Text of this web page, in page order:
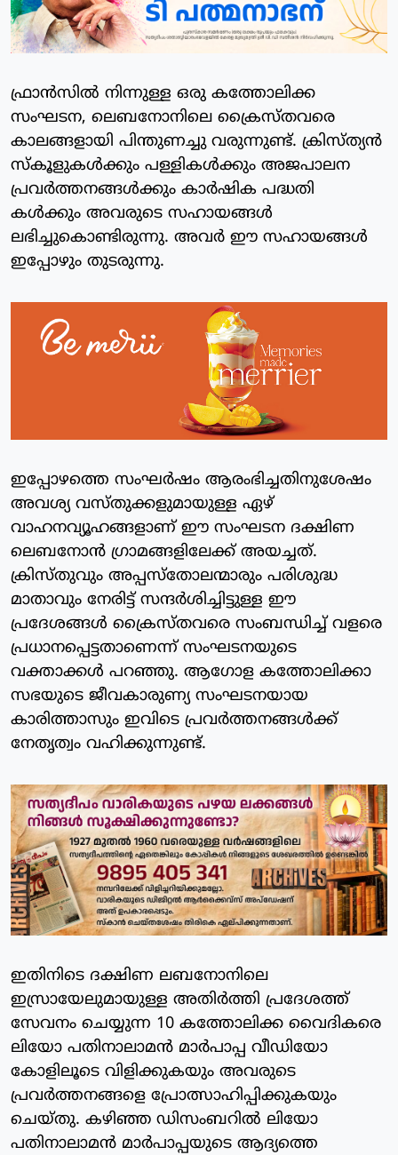
ഫ്രാന്‍സില്‍ നിന്നുള്ള ഒരു കത്തോലിക്ക
സംഘടന, ലെബനോനിലെ ക്രൈസ്തവരെ
കാലങ്ങളായി പിന്തുണച്ചു വരുന്നുണ്ട്. ക്രിസ്ത്യന്‍
സ്‌കൂളുകള്‍ക്കും പള്ളികള്‍ക്കും അജപാലന
പ്രവര്‍ത്തനങ്ങള്‍ക്കും കാര്‍ഷിക പദ്ധതി
കള്‍ക്കും അവരുടെ സഹായങ്ങള്‍
ലഭിച്ചുകൊണ്ടിരുന്നു. അവര്‍ ഈ സഹായങ്ങള്‍
ഇപ്പോഴും തുടരുന്നു.
ഇപ്പോഴത്തെ സംഘര്‍ഷം ആരംഭിച്ചതിനുശേഷം
അവശ്യ വസ്തുക്കളുമായുള്ള ഏഴ്
വാഹനവ്യൂഹങ്ങളാണ് ഈ സംഘടന ദക്ഷിണ
ലെബനോന്‍ ഗ്രാമങ്ങളിലേക്ക് അയച്ചത്.
ക്രിസ്തുവും അപ്പസ്‌തോലന്മാരും പരിശുദ്ധ
മാതാവും നേരിട്ട് സന്ദര്‍ശിച്ചിട്ടുള്ള ഈ
പ്രദേശങ്ങള്‍ ക്രൈസ്തവരെ സംബന്ധിച്ച് വളരെ
പ്രധാനപ്പെട്ടതാണെന്ന് സംഘടനയുടെ
വക്താക്കള്‍ പറഞ്ഞു. ആഗോള കത്തോലിക്കാ
സഭയുടെ ജീവകാരുണ്യ സംഘടനയായ
കാരിത്താസും ഇവിടെ പ്രവര്‍ത്തനങ്ങള്‍ക്ക്
നേതൃത്വം വഹിക്കുന്നുണ്ട്.
ഇതിനിടെ ദക്ഷിണ ലബനോനിലെ
ഇസ്രായേലുമായുള്ള അതിര്‍ത്തി പ്രദേശത്ത്
സേവനം ചെയ്യുന്ന 10 കത്തോലിക്ക വൈദികരെ
ലിയോ പതിനാലാമന്‍ മാര്‍പാപ്പ വീഡിയോ
കോളിലൂടെ വിളിക്കുകയും അവരുടെ
പ്രവര്‍ത്തനങ്ങളെ പ്രോത്സാഹിപ്പിക്കുകയും
ചെയ്തു. കഴിഞ്ഞ ഡിസംബറില്‍ ലിയോ
പതിനാലാമന്‍ മാര്‍പാപ്പയുടെ ആദ്യത്തെ